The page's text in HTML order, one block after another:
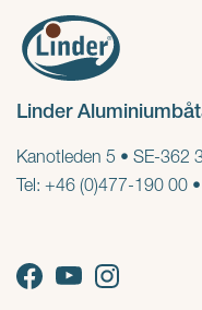
Linder
Kanotleden 5 • SE-362
Tel: +46 (0)477-190 00